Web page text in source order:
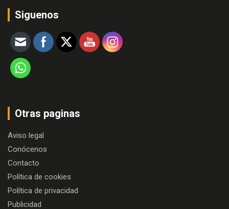
Siguenos
Otras paginas
Aviso legal
Conócenos
Contacto
Política de cookies
Política de privacidad
Publicidad